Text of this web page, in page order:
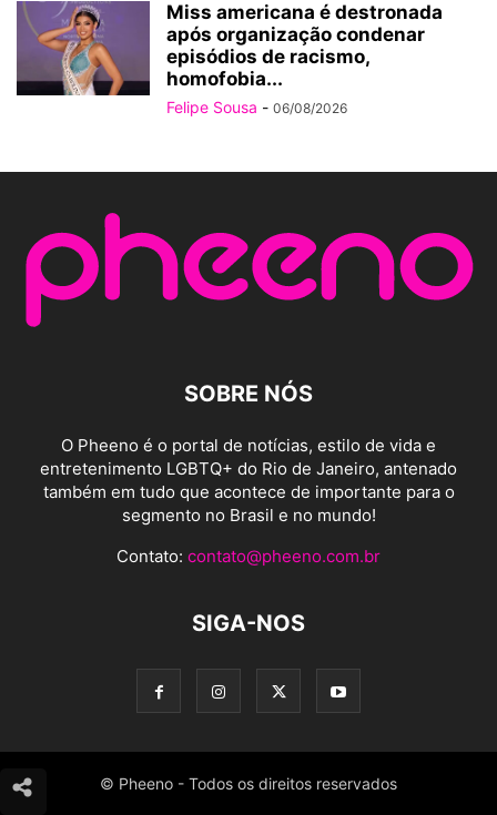
Miss americana é destronada
após organização condenar
episódios de racismo,
homofobia...
Felipe Sousa - 06/08/2026
SOBRE NÓS
O Pheeno é o portal de notícias, estilo de vida e
entretenimento LGBTQ+ do Rio de Janeiro, antenado
também em tudo que acontece de importante para o
segmento no Brasil e no mundo!
Contato: contato@pheeno.com.br
SIGA-NOS
© Pheeno - Todos os direitos reservados